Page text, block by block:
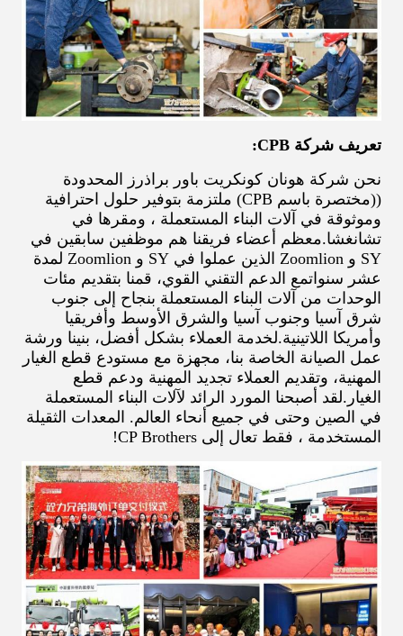
تعريف شركة CPB:
نحن شركة هونان كونكريت باور براذرز المحدودة
((مختصرة باسم CPB) ملتزمة بتوفير حلول احترافية
وموثوقة في آلات البناء المستعملة ، ومقرها في
تشانغشا.معظم أعضاء فريقنا هم موظفين سابقين في
SY و Zoomlion الذين عملوا في SY و Zoomlion لمدة
عشر سنواتمع الدعم التقني القوي، قمنا بتقديم مئات
الوحدات من آلات البناء المستعملة بنجاح إلى جنوب
شرق آسيا وجنوب آسيا والشرق الأوسط وأفريقيا
وأمريكا اللاتينية.لخدمة العملاء بشكل أفضل، بنينا ورشة
عمل الصيانة الخاصة بنا، مجهزة مع مستودع قطع الغيار
المهنية، وتقديم العملاء تجديد المهنية ودعم قطع
الغيار.لقد أصبحنا المورد الرائد لآلات البناء المستعملة
في الصين وحتى في جميع أنحاء العالم. المعدات الثقيلة
المستخدمة ، فقط تعال إلى CP Brothers!